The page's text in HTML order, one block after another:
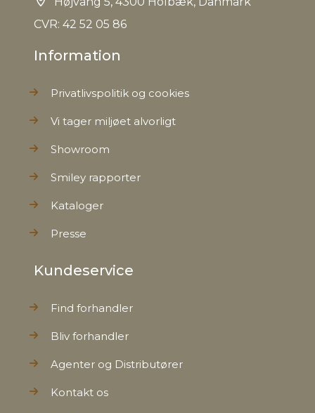
CVR: 42 52 05 86
Information
Privatlivspolitik og cookies
Vi tager miljøet alvorligt
Showroom
Smiley rapporter
Kataloger
Presse
Kundeservice
Find forhandler
Bliv forhandler
Agenter og Distributører
Kontakt os